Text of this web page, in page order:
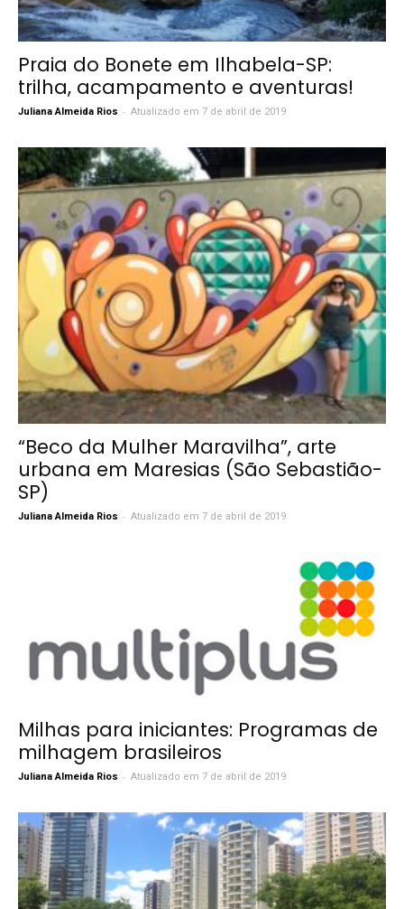
Praia do Bonete em Ilhabela-SP:
trilha, acampamento e aventuras!
Juliana Almeida Rios - Atualizado em 7 de abril de 2019
“Beco da Mulher Maravilha”, arte
urbana em Maresias (São Sebastião-
SP)
Juliana Almeida Rios - Atualizado em 7 de abril de 2019
Milhas para iniciantes: Programas de
milhagem brasileiros
Juliana Almeida Rios - Atualizado em 7 de abril de 2019